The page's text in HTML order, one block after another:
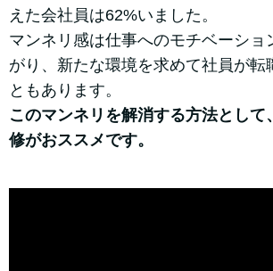
えた会社員は62%いました。
マンネリ感は仕事へのモチベーショ
がり、新たな環境を求めて社員が転
ともあります。
このマンネリを解消する方法として
修がおススメです。